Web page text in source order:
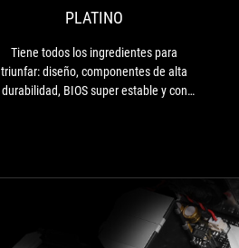
para
triunfar:
diseño,
componentes
de
estable
actualizaciones,
PLATINO
Tiene todos los ingredientes para
triunfar: diseño, componentes de alta
durabilidad, BIOS super estable y con